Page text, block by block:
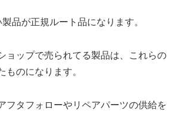
品が正規ルート品になります。
ョップで売られてる製品は、これらの
ものになります。
フタフォローやリペアパーツの供給を